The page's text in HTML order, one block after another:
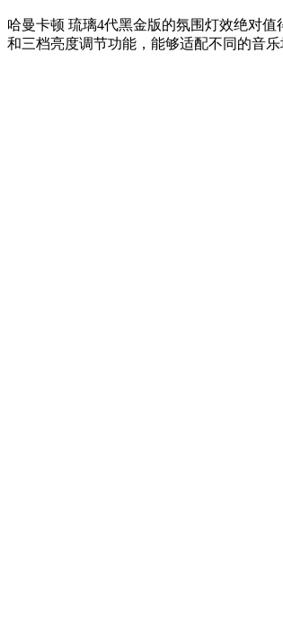
哈曼卡顿 琉璃4代黑金版的氛围灯效绝对
和三档亮度调节功能，能够适配不同的音